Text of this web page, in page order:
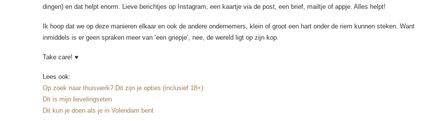
dingen) en dat helpt enorm. Lieve berichtjes op Instagram, een kaartje via de post, een brief, mailtje of appje. Alles helpt!
Ik hoop dat we op deze manieren elkaar en ook de andere ondernemers, klein of groot een hart onder de riem kunnen steken. Want
inmiddels is er geen spraken meer van ‘een griepje’, nee, de wereld ligt op zijn kop.
Take care! ♥
Lees ook:
Op zoek naar thuiswerk? Dit zijn je opties (inclusief 18+)
Dit is mijn lievelingseten
Dit kun je doen als je in Volendam bent